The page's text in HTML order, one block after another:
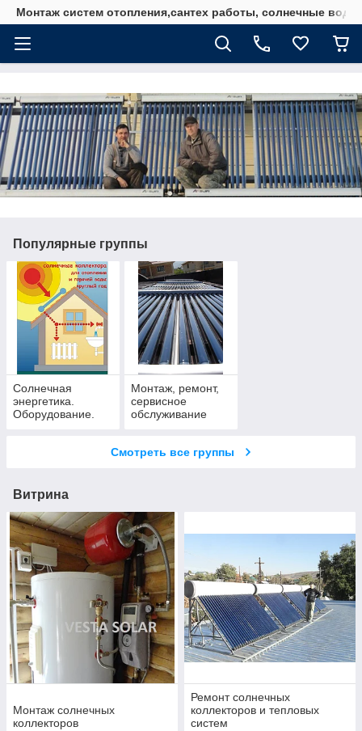
Монтаж систем отопления,сантех работы, солнечные
Популярные группы
Солнечная
энергетика.
Оборудование.
Монтаж, ремонт,
сервисное
обслуживание
водонагревателей
Смотреть все группы
Витрина
Монтаж солнечных
коллекторов
Ремонт солнечных
коллекторов и тепловых
систем